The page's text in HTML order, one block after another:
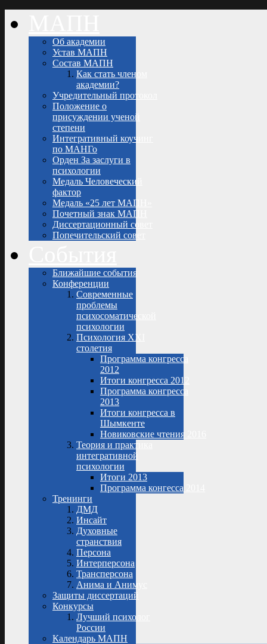
Об академии
Устав МАПН
Состав МАПН
Как стать членом
академии?
Учредительный протокол
Положение о
присуждении ученой
степени
Интегративный коучинг
по МАНГо
Орден За заслуги в
психологии
Медаль Человеческий
фактор
Медаль «25 лет МАПН»
Почетный знак МАПН
Диссертационный совет
Попечительский совет
Ближайшие события
Конференции
Современные
проблемы
психосоматической
психологии
Психология XXI
столетия
Программа конгресса
2012
Итоги конгресса 2012
Программа конгресса
2013
Итоги конгресса в
Шымкенте
Новиковские чтения 2016
Теория и практика
интегративной
психологии
Итоги 2013
Программа конгесса 2014
Тренинги
ДМД
Инсайт
Духовные
странствия
Персона
Интерперсона
Трансперсона
Анима и Анимус
Защиты диссертаций
Конкурсы
Лучший психолог
России
Календарь МАПН